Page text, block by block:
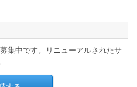
集中です。リニューアルされたサ